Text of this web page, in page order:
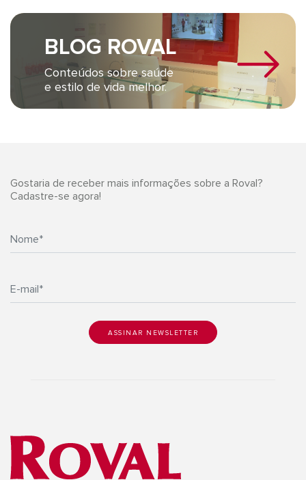
BLOG ROVAL
Conteúdos sobre saúde
e estilo de vida melhor.
Gostaria de receber mais informações sobre a Roval?
Cadastre-se agora!